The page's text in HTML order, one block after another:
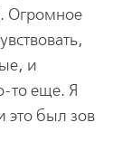
Огромное
и
то еще. Я
это был зов